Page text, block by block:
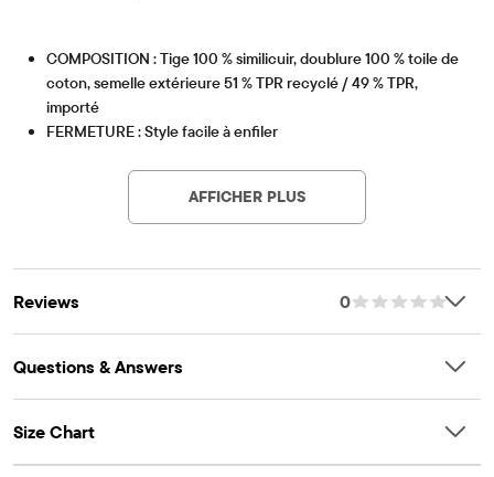
COMPOSITION : Tige 100 % similicuir, doublure 100 % toile de
coton, semelle extérieure 51 % TPR recyclé / 49 % TPR,
importé
FERMETURE : Style facile à enfiler
AFFICHER PLUS
Reviews 0
Questions & Answers
Size Chart